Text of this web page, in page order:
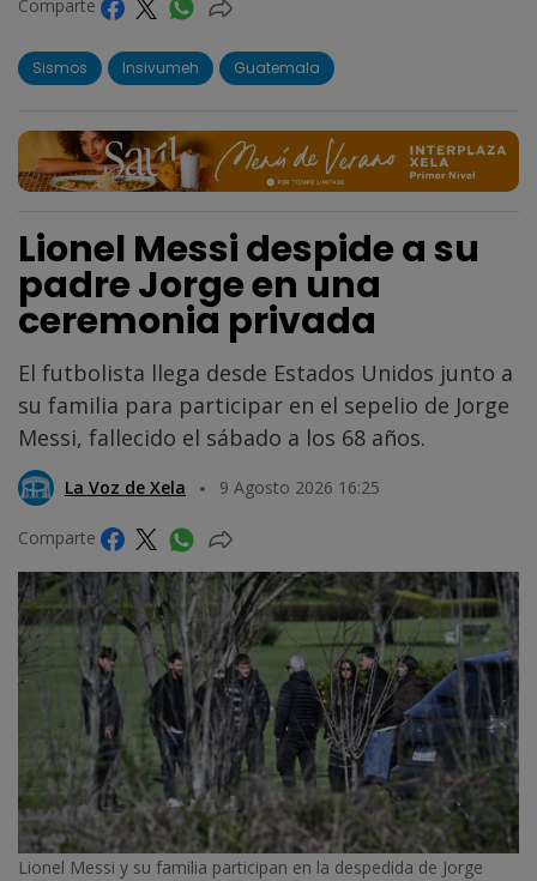
Comparte
Sismos Insivumeh Guatemala
Lionel Messi despide a su
padre Jorge en una
ceremonia privada
El futbolista llega desde Estados Unidos junto a
su familia para participar en el sepelio de Jorge
Messi, fallecido el sábado a los 68 años.
La Voz de Xela 9 Agosto 2026 16:25
Comparte
Lionel Messi y su familia participan en la despedida de Jorge